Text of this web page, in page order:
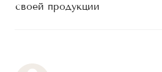
своей продукции